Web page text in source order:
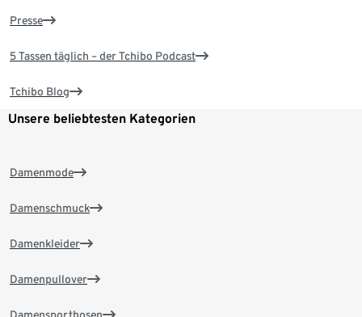
Presse
5 Tassen täglich – der Tchibo Podcast
Tchibo Blog
Unsere beliebtesten Kategorien
Damenmode
Damenschmuck
Damenkleider
Damenpullover